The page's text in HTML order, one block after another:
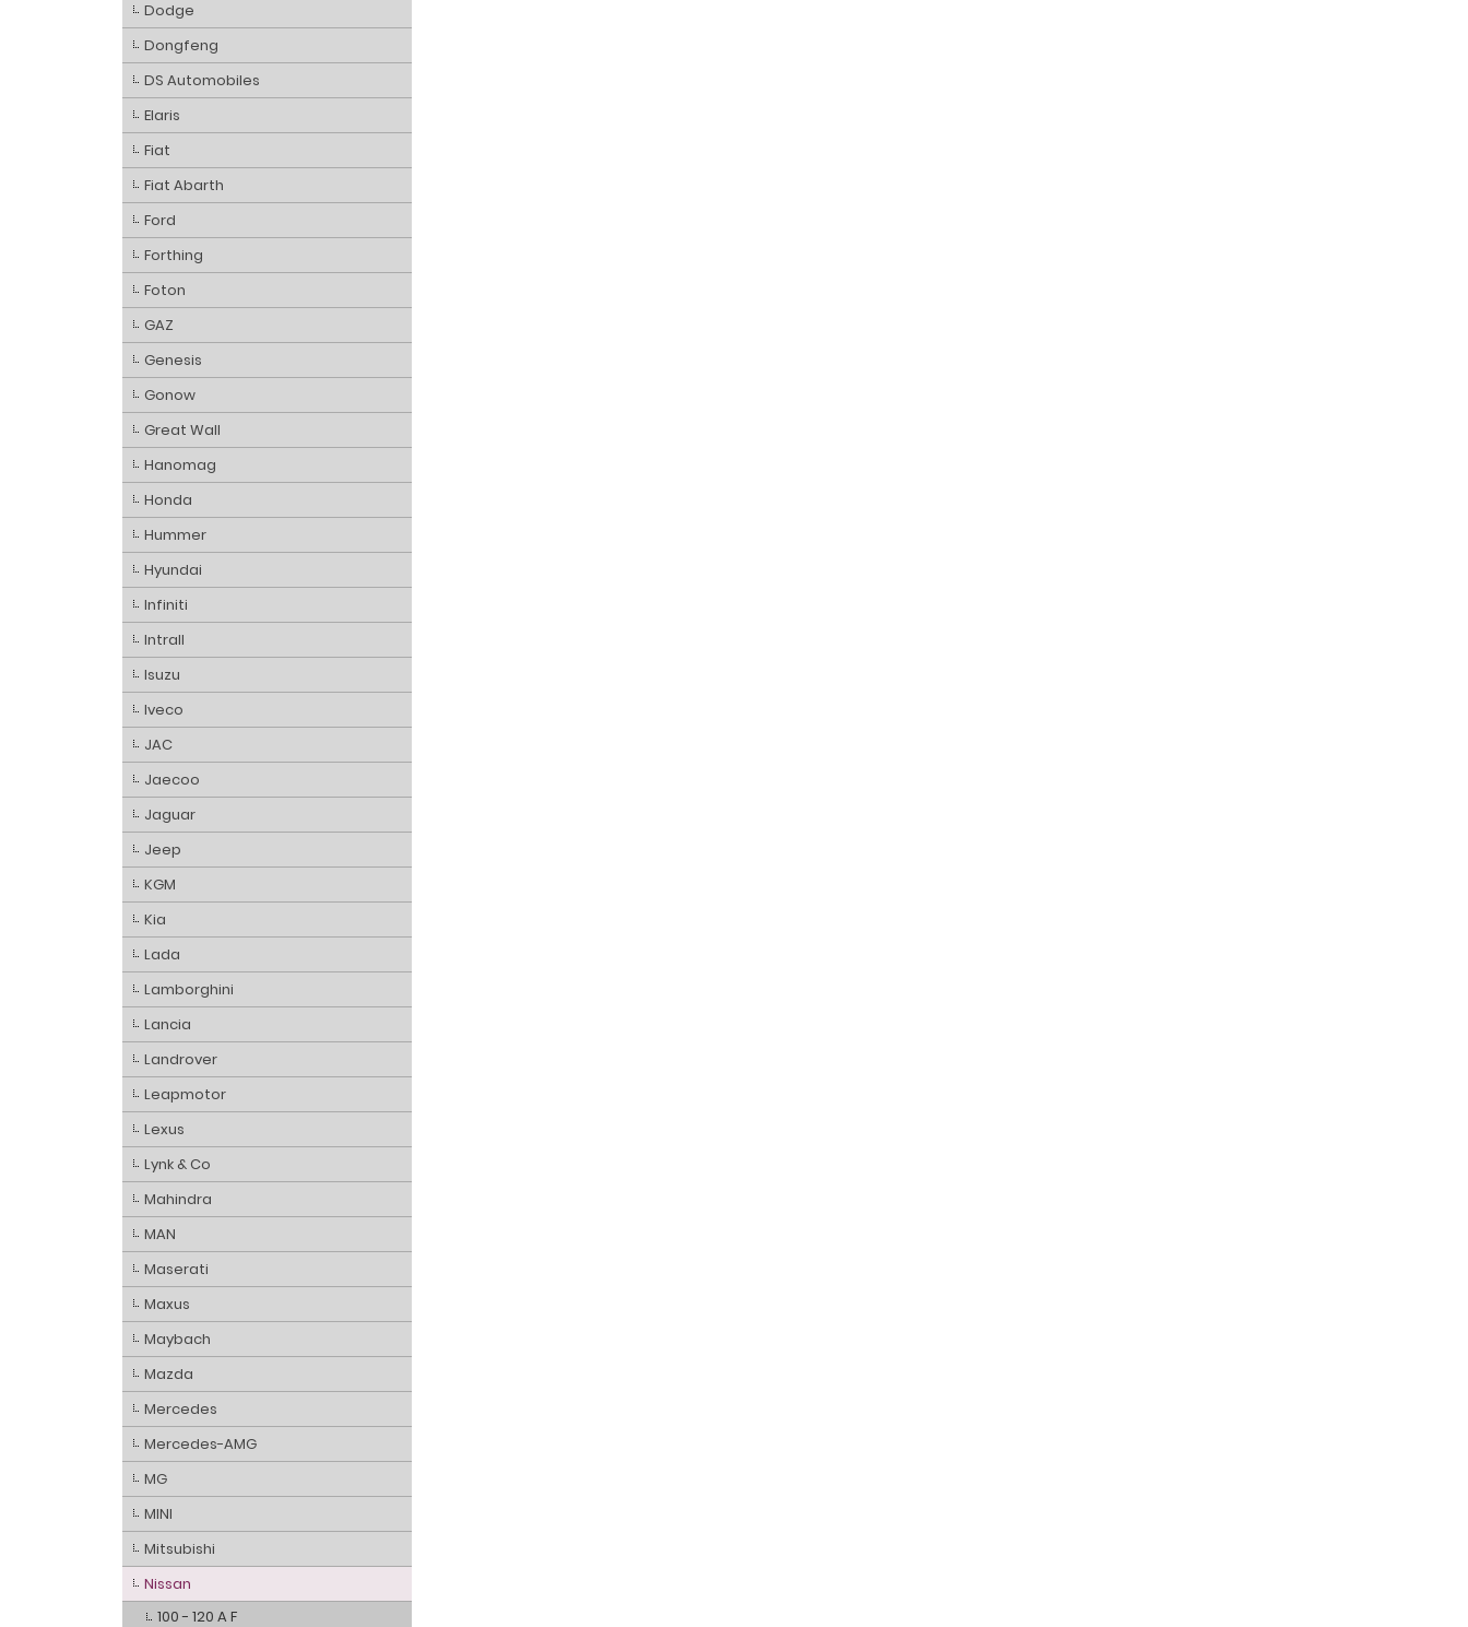
Dodge
Dongfeng
DS Automobiles
Elaris
Fiat
Fiat Abarth
Ford
Forthing
Foton
GAZ
Genesis
Gonow
Great Wall
Hanomag
Honda
Hummer
Hyundai
Infiniti
Intrall
Isuzu
Iveco
JAC
Jaecoo
Jaguar
Jeep
KGM
Kia
Lada
Lamborghini
Lancia
Landrover
Leapmotor
Lexus
Lynk & Co
Mahindra
MAN
Maserati
Maxus
Maybach
Mazda
Mercedes
Mercedes-AMG
MG
MINI
Mitsubishi
Nissan
100 - 120 A F